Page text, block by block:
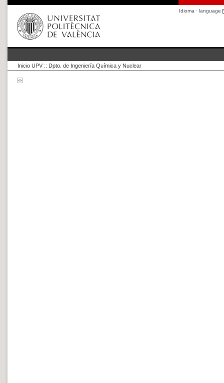
Idioma · language
Inicio UPV :: Dpto. de Ingeniería Química y Nuclear